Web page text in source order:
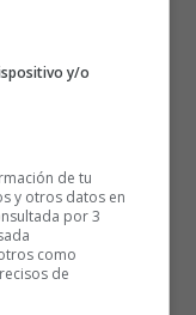
labrador
y protector
haga flor
y/o
de tu
y otros datos en
por 3
como
de